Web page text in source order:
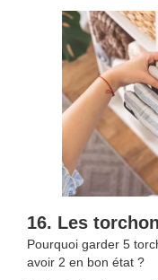
16. Les
Pourquoi garder 5
avoir 2 en bon état ?